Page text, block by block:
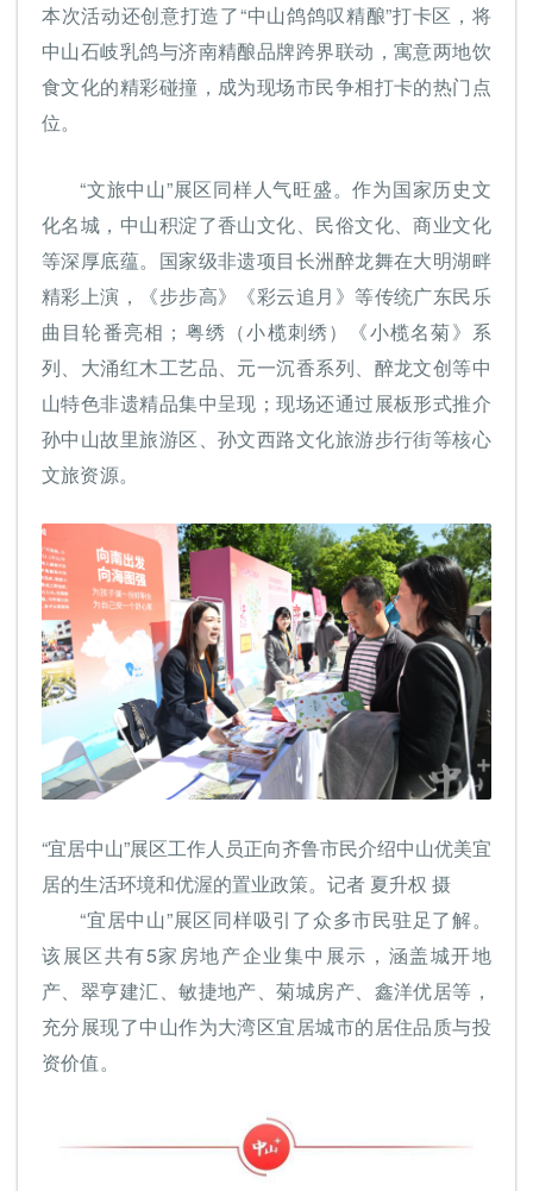
本次活动还创意打造了“中山鸽鸽叹精酿”打卡区，将
中山石岐乳鸽与济南精酿品牌跨界联动，寓意两地饮
食文化的精彩碰撞，成为现场市民争相打卡的热门点
位。
“文旅中山”展区同样人气旺盛。作为国家历史文
化名城，中山积淀了香山文化、民俗文化、商业文化
等深厚底蕴。国家级非遗项目长洲醉龙舞在大明湖畔
精彩上演，《步步高》《彩云追月》等传统广东民乐
曲目轮番亮相；粤绣（小榄刺绣）《小榄名菊》系
列、大涌红木工艺品、元一沉香系列、醉龙文创等中
山特色非遗精品集中呈现；现场还通过展板形式推介
孙中山故里旅游区、孙文西路文化旅游步行街等核心
文旅资源。
“宜居中山”展区工作人员正向齐鲁市民介绍中山优美宜
居的生活环境和优渥的置业政策。记者 夏升权 摄
“宜居中山”展区同样吸引了众多市民驻足了解。
该展区共有5家房地产企业集中展示，涵盖城开地
产、翠亨建汇、敏捷地产、菊城房产、鑫洋优居等，
充分展现了中山作为大湾区宜居城市的居住品质与投
资价值。